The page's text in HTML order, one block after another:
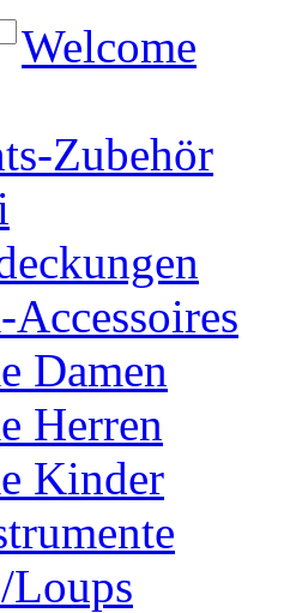
Welcome
Zubehör
Damen
Herren
Kinder
Loups